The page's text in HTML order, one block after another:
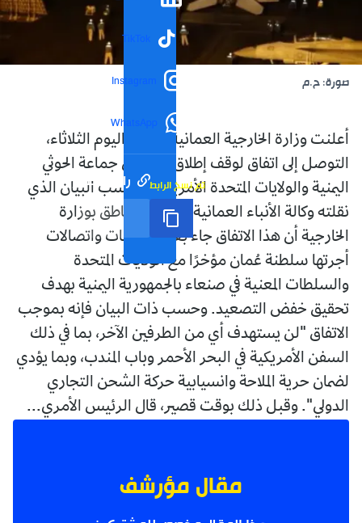
TikTok
Instagram
WhatsApp
رابط مختصر تم نسخ الرابط
صورة: ح.م
أعلنت وزارة الخارجية العمانية، مساء اليوم الثلاثاء،
التوصل إلى اتفاق لوقف إطلاق النار بين جماعة الحوثي
اليمنية والولايات المتحدة الأمريكية. وحسب البيان الذي
نقلته وكالة الأنباء العمانية فقد صرح ناطق بوزارة
الخارجية أن هذا الاتفاق جاء بعد مناقشات واتصالات
أجرتها سلطنة عُمان مؤخرًا مع الولايات المتحدة
والسلطات المعنية في صنعاء بالجمهورية اليمنية بهدف
تحقيق خفض التصعيد. وحسب ذات البيان فإنه بموجب
الاتفاق "لن يستهدف أي من الطرفين الآخر، بما في ذلك
السفن الأمريكية في البحر الأحمر وباب المندب، وبما يؤدي
لضمان حرية الملاحة وانسيابية حركة الشحن التجاري
الدولي". وقبل ذلك بوقت قصير، قال الرئيس الأمري...
مقال مؤرشف